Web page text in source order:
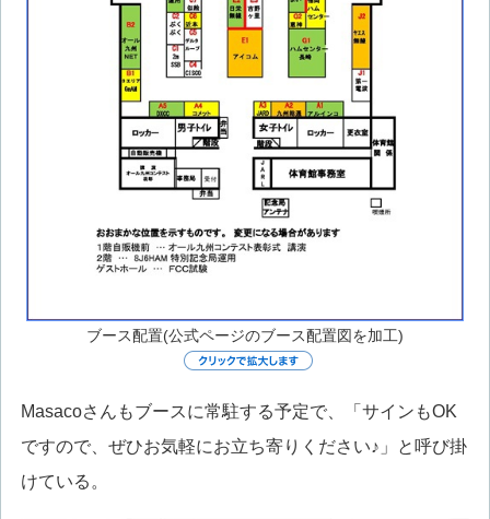
ブース配置(公式ページのブース配置図を加工)
Masacoさんもブースに常駐する予定で、「サインもOK
ですので、ぜひお気軽にお立ち寄りください♪」と呼び掛
けている。